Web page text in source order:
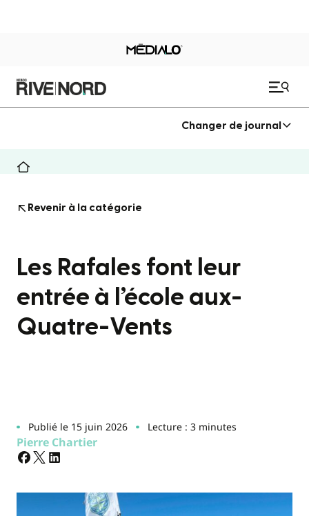
Changer de journal
Revenir à la catégorie
Les Rafales font leur
entrée à l’école aux-
Quatre-Vents
Publié le 15 juin 2026 Lecture : 3 minutes
Pierre Chartier